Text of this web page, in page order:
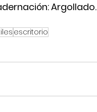
Argollado.
escritorio